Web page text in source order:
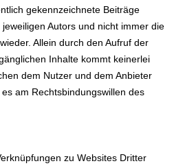
gekennzeichnete Beiträge
Autors und nicht immer die
Allein durch den Aufruf der
Inhalte kommt keinerlei
dem Nutzer und dem Anbieter
am Rechtsbindungswillen des
zu Websites Dritter